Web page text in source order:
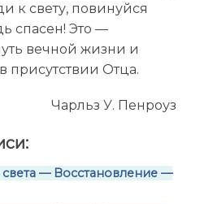
к свету, повинуйся
спасен! Это —
вечной жизни и
присутствии Отца.
Чарльз У. Пенроуз
— Восстановление —